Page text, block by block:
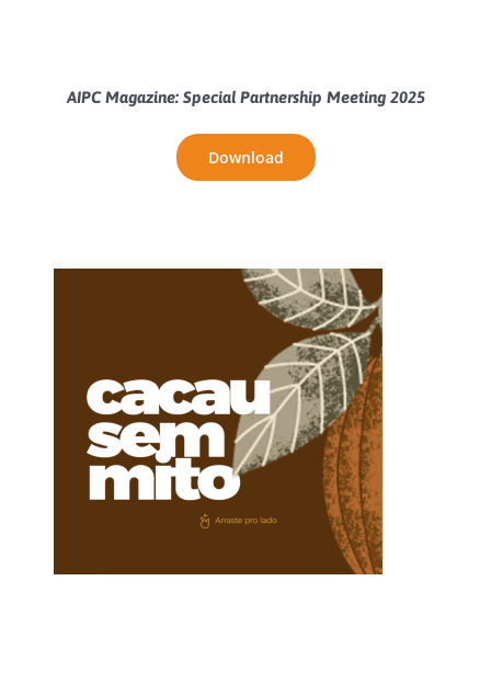
AIPC Magazine: Special Partnership Meeting 2025
Download